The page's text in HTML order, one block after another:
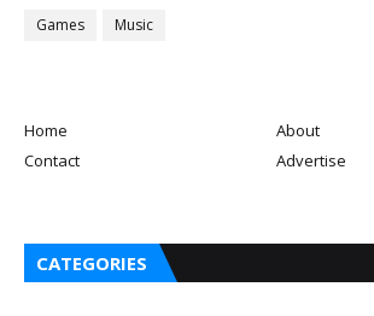
Games Music
Home
About
Contact
Advertise
CATEGORIES